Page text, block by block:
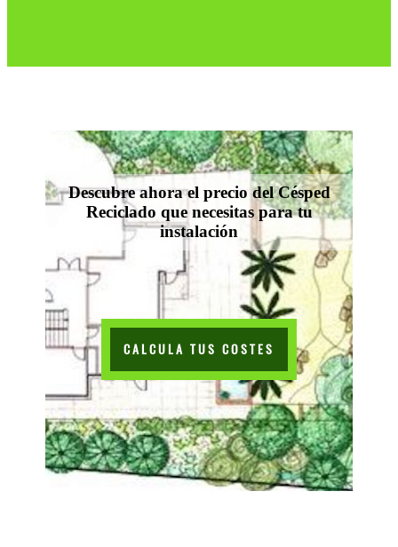
Descubre ahora el precio del Césped
Reciclado que necesitas para tu
instalación
CALCULA TUS COSTES